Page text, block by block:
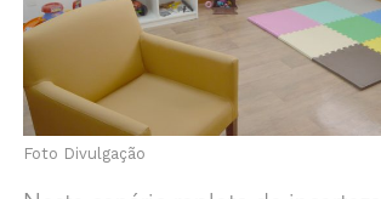
Foto Divulgação